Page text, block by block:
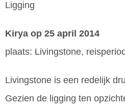
Ligging
Kirya op 25 april 2014
plaats: Livingstone,
Livingstone is een redelijk
Gezien de ligging ten